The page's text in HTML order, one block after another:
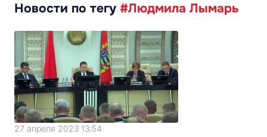
Новости по тегу #Людмила Лымарь
27 апреля 2023 13:54